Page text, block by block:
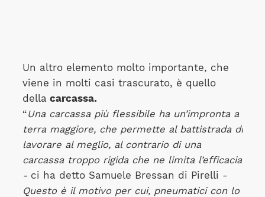
Un altro elemento molto importante, che
viene in molti casi trascurato, è quello
dellacarcassa.
“Una carcassa più flessibile ha un’impronta a
terra maggiore, che permette al battistrada di
lavorare al meglio, al contrario di una
carcassa troppo rigida che ne limita l’efficacia
- ci ha detto Samuele Bressan di Pirelli -
Questo è il motivo per cui, pneumatici con lo